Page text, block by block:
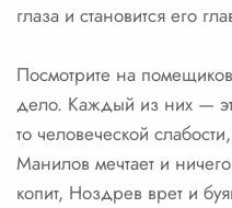
глаза и становится его
Посмотрите на
дело. Каждый из них —
то человеческой
Манилов мечтает и
копит, Ноздрев врет и